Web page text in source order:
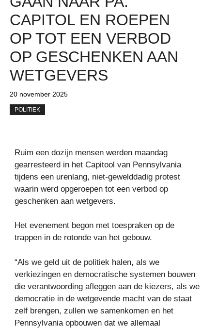
CAPITOL EN ROEPEN
OP TOT EEN VERBOD
OP GESCHENKEN AAN
WETGEVERS
20 november 2025
POLITIEK
Ruim een ​​dozijn mensen werden maandag
gearresteerd in het Capitool van Pennsylvania
tijdens een urenlang, niet-gewelddadig protest
waarin werd opgeroepen tot een verbod op
geschenken aan wetgevers.
Het evenement begon met toespraken op de
trappen in de rotonde van het gebouw.
“Als we geld uit de politiek halen, als we
verkiezingen en democratische systemen bouwen
die verantwoording afleggen aan de kiezers, als we
democratie in de wetgevende macht van de staat
zelf brengen, zullen we samenkomen en het
Pennsylvania opbouwen dat we allemaal